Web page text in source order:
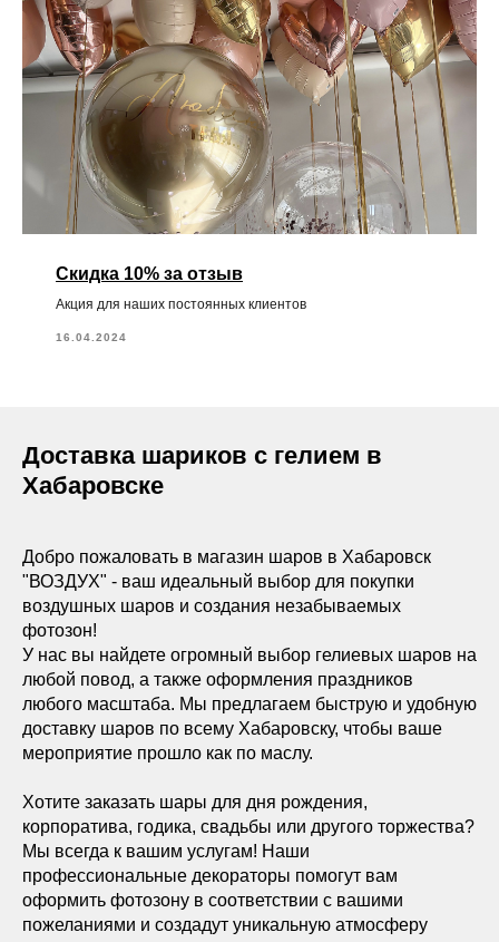
Скидка 10% за отзыв
Акция для наших постоянных клиентов
16.04.2024
Доставка шариков с гелием в
Хабаровске
Добро пожаловать в магазин шаров в Хабаровск
"ВОЗДУХ" - ваш идеальный выбор для покупки
воздушных шаров и создания незабываемых
фотозон!
У нас вы найдете огромный выбор гелиевых шаров на
любой повод, а также оформления праздников
любого масштаба. Мы предлагаем быструю и удобную
доставку шаров по всему Хабаровску, чтобы ваше
мероприятие прошло как по маслу.
Хотите заказать шары для дня рождения,
корпоратива, годика, свадьбы или другого торжества?
Мы всегда к вашим услугам! Наши
профессиональные декораторы помогут вам
оформить фотозону в соответствии с вашими
пожеланиями и создадут уникальную атмосферу